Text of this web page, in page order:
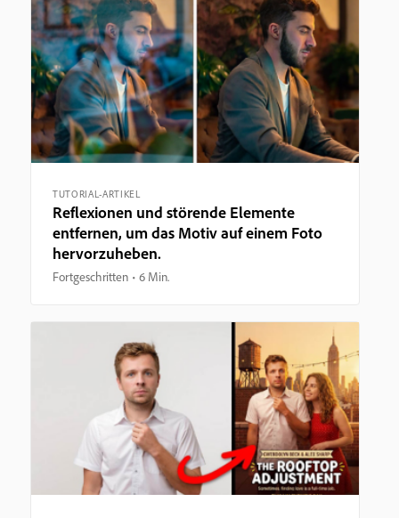
TUTORIAL-ARTIKEL
Reflexionen und störende Elemente
entfernen, um das Motiv auf einem Foto
hervorzuheben.
Fortgeschritten 6 Min.